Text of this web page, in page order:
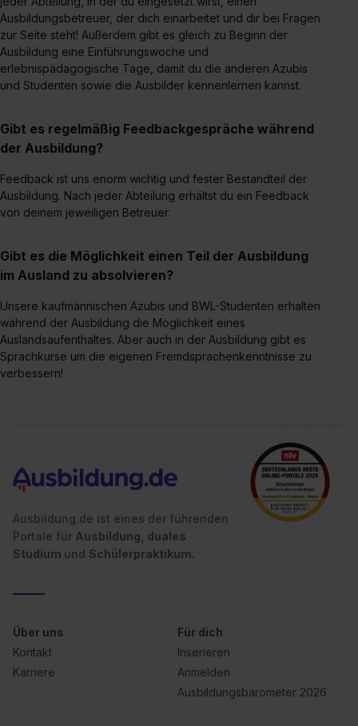
Impressum
Ausbildungsbetreuer, der dich einarbeitet und dir bei Fragen
zur Seite steht! Außerdem gibt es gleich zu Beginn der
Ausbildung eine Einführungswoche und
erlebnispädagogische Tage, damit du die anderen Azubis
und Studenten sowie die Ausbilder kennenlernen kannst.
Gibt es regelmäßig Feedbackgespräche während
der Ausbildung?
Feedback ist uns enorm wichtig und fester Bestandteil der
Ausbildung. Nach jeder Abteilung erhältst du ein Feedback
von deinem jeweiligen Betreuer.
Gibt es die Möglichkeit einen Teil der Ausbildung
im Ausland zu absolvieren?
Unsere kaufmännischen Azubis und BWL-Studenten erhalten
während der Ausbildung die Möglichkeit eines
Auslandsaufenthaltes. Aber auch in der Ausbildung gibt es
Sprachkurse um die eigenen Fremdsprachenkenntnisse zu
verbessern!
Ausbildung.de ist eines der führenden
Portale für Ausbildung, duales
Studium und Schülerpraktikum.
Über uns
Kontakt
Karriere
Für dich
Inserieren
Anmelden
Ausbildungsbarometer 2026